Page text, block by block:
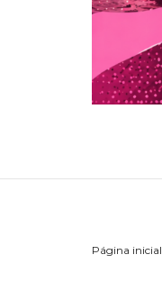
Página inicial